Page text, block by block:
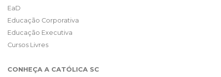
EaD
Educação Corporativa
Educação Executiva
Cursos Livres
CONHEÇA A CATÓLICA SC